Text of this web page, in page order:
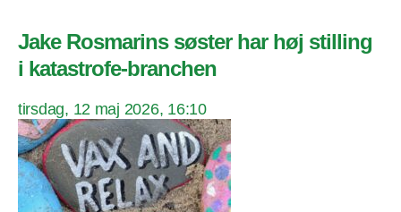
Jake Rosmarins søster har høj stilling
i katastrofe-branchen
tirsdag, 12 maj 2026, 16:10